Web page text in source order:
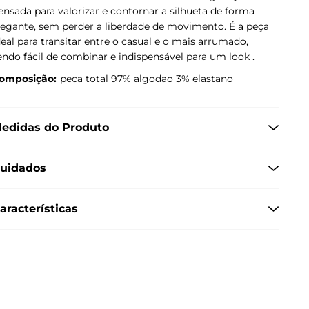
para valorizar e contornar a silhueta de forma
sem perder a liberdade de movimento. É a peça
para transitar entre o casual e o mais arrumado,
fácil de combinar e indispensável para um look .
peca total 97% algodao 3% elastano
do Produto